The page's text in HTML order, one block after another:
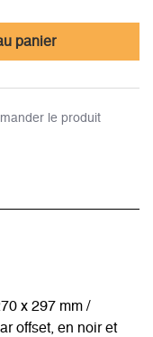
panier
le produit
x 297 mm /
offset, en noir et